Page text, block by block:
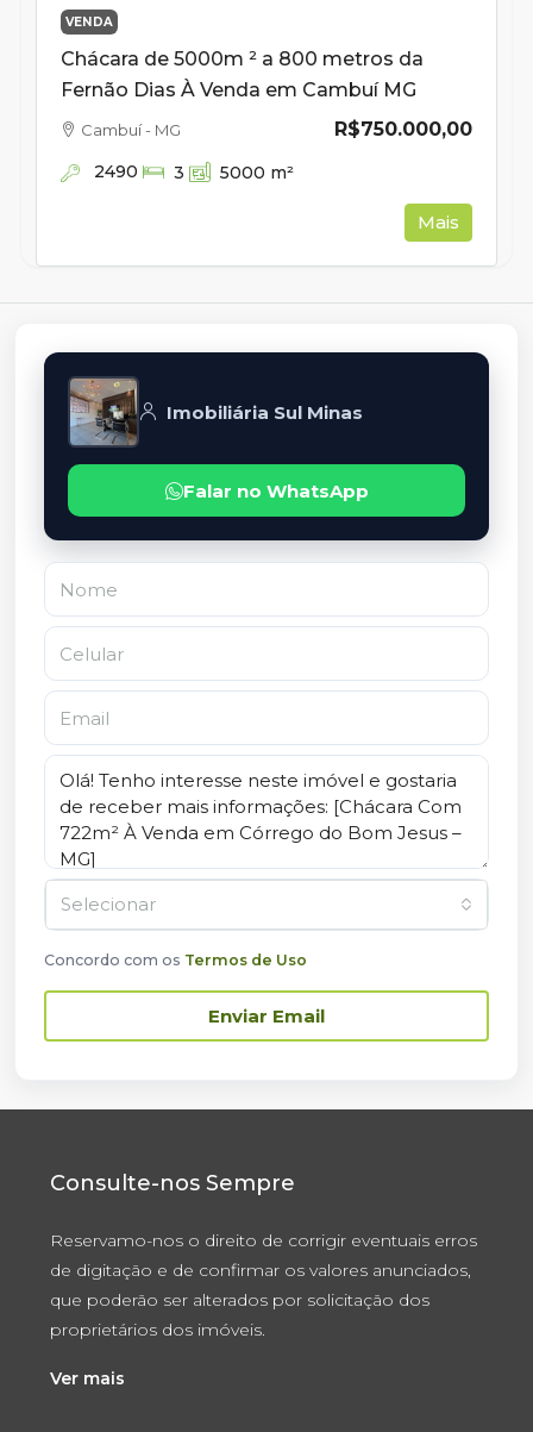
VENDA
Chácara de 5000m ² a 800 metros da
Fernão Dias À Venda em Cambuí MG
R$750.000,00
Cambuí - MG
2490 3 5000 m²
Mais
Imobiliária Sul Minas
Falar no WhatsApp
Selecionar
Concordo com os Termos de Uso
Enviar Email
Consulte-nos Sempre
Reservamo-nos o direito de corrigir eventuais erros
de digitação e de confirmar os valores anunciados,
que poderão ser alterados por solicitação dos
proprietários dos imóveis.
Ver mais